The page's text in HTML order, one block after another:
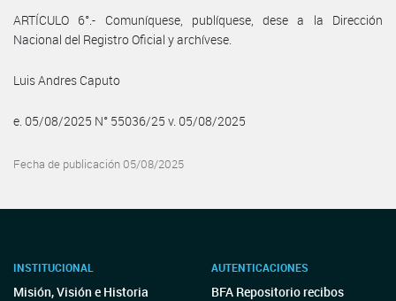
ARTÍCULO 6°.- Comuníquese, publíquese, dese a la Dirección
Nacional del Registro Oficial y archívese.
Luis Andres Caputo
e. 05/08/2025 N° 55036/25 v. 05/08/2025
Fecha de publicación 05/08/2025
INSTITUCIONAL
Misión, Visión e Historia
AUTENTICACIONES
BFA Repositorio recibos